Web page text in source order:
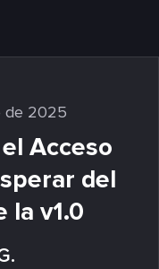
de 2025
Acceso
del
la v1.0